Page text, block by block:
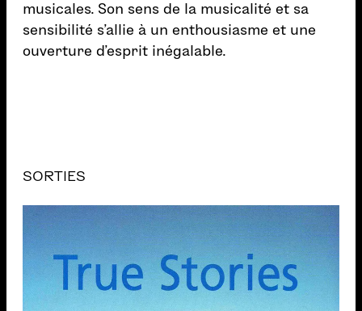
musicales. Son sens de la musicalité et sa
sensibilité s’allie à un enthousiasme et une
ouverture d’esprit inégalable.
SORTIES